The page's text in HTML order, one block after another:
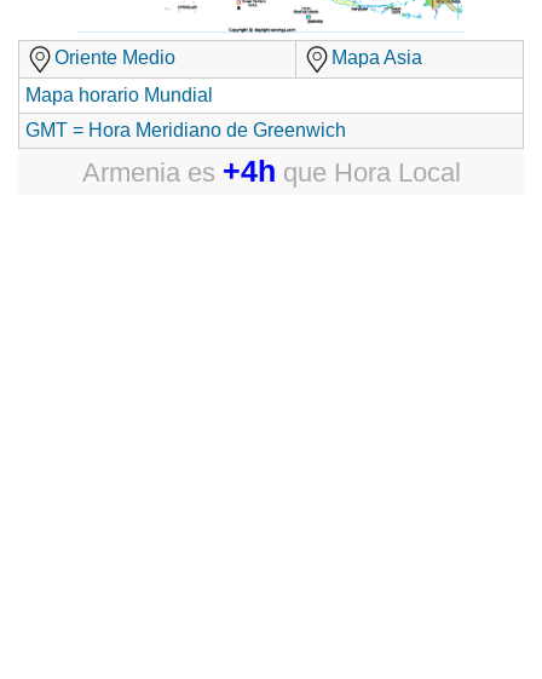
Oriente Medio
Mapa Asia
Mapa horario Mundial
GMT = Hora Meridiano de Greenwich
Armeniaes +4h que Hora Local